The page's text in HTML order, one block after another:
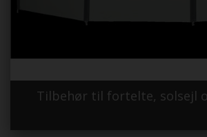
Tilbehør til fortelte, solsejl